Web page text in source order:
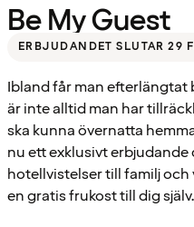
Be My Guest
ERBJUDANDET SLUTAR 29
Ibland får man efterlängtat
är inte alltid man har
ska kunna övernatta
nu ett exklusivt
hotellvistelser till familj
en gratis frukost till dig själv.